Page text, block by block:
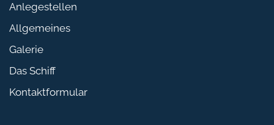
Anlegestellen
Allgemeines
Galerie
Das Schiff
Kontaktformular